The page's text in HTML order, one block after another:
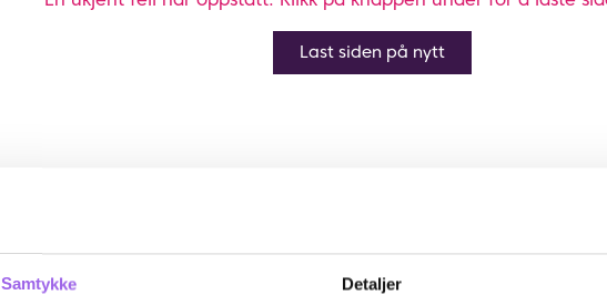
Samtykke Detaljer
Last siden på nytt